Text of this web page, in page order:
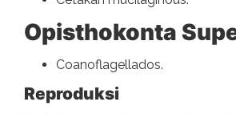
Opisthokonta
Coanoflagellados.
Reproduksi